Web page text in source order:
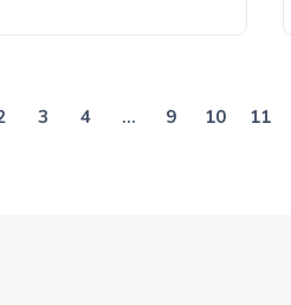
3 4 … 9 10 11